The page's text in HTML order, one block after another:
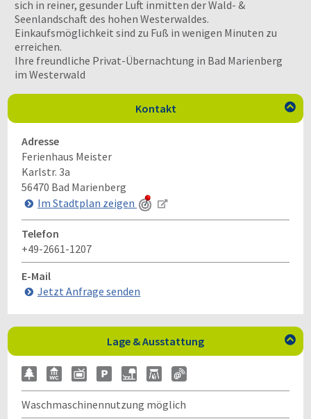
sich in reiner, gesunder Luft inmitten der Wald- &
Seenlandschaft des hohen Westerwaldes.
Einkaufsmöglichkeit sind zu Fuß in wenigen Minuten zu
erreichen.
Ihre freundliche Privat-Übernachtung in Bad Marienberg
im Westerwald
Kontakt 
Adresse
Ferienhaus Meister
Karlstr. 3a
56470 Bad Marienberg
Im Stadtplan zeigen
Telefon
+49-2661-1207
E-Mail
Jetzt Anfrage senden
Lage & Ausstattung 
Waschmaschinennutzung möglich